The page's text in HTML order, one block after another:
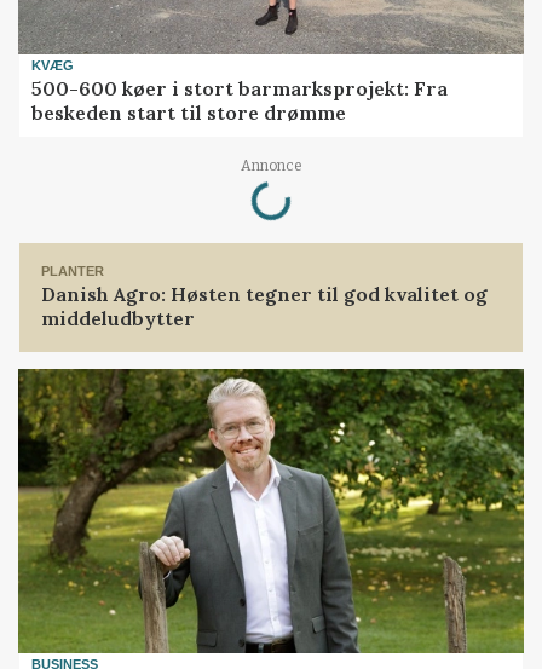
KVÆG
500-600 køer i stort barmarksprojekt: Fra
beskeden start til store drømme
Annonce
Loading...
PLANTER
Danish Agro: Høsten tegner til god kvalitet og
middeludbytter
BUSINESS